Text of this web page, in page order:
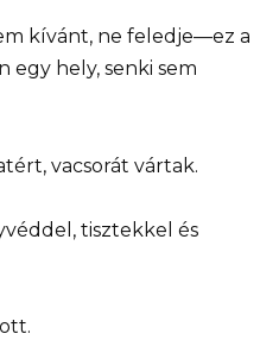
kívánt, ne feledje—ez a
egy hely, senki sem
vacsorát vártak.
tisztekkel és